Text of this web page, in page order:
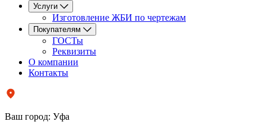
Услуги
Изготовление ЖБИ по чертежам
Покупателям
ГОСТы
Реквизиты
О компании
Контакты
Ваш город: Уфа